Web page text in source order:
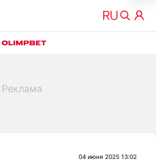
04 июня 2025 13:02